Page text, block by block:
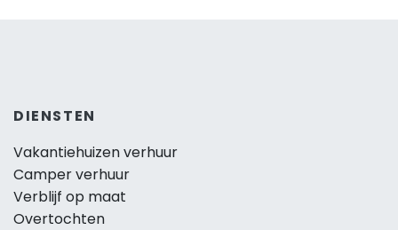
DIENSTEN
Vakantiehuizen verhuur
Camper verhuur
Verblijf op maat
Overtochten